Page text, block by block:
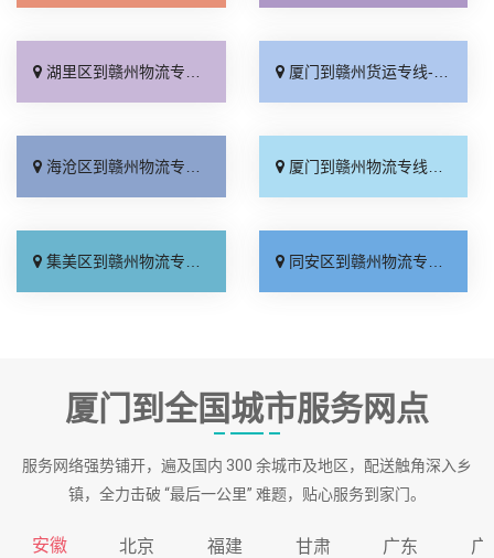
湖里区到赣州物流专线_直达往返「来电咨询」 厦门到赣州货运专线-厦门到赣州物流公司_要多少钱「全程定位」
海沧区到赣州物流专线_不随意加价「直达特快专线」 厦门到赣州物流专线_怎么收费「全境到达」
集美区到赣州物流专线_市县派送「要多少钱」 同安区到赣州物流专线_限时必达「物流拼车」
厦门到全国城市服务网点
服务网络强势铺开，遍及国内 300 余城市及地区，配送触角深入乡
镇，全力击破 “最后一公里” 难题，贴心服务到家门。
安徽 北京 福建 甘肃 广东 广